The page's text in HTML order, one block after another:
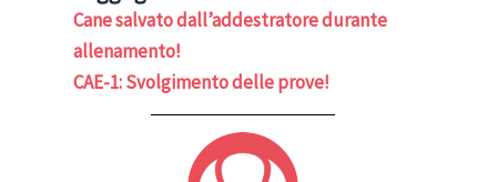
Cane salvato dall’addestratore durante
allenamento!
CAE-1: Svolgimento delle prove!